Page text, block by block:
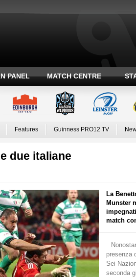
PANEL MATCH CENTRE
Features Guinness PRO12 TV
due italiane
La
Munster
match
presenza
Sei
seconda